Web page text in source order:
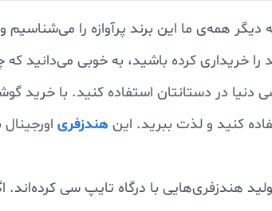
همه‌ی ما این برند پرآوازه را
خریداری کرده باشید، به خوبی می‌دانید
هندزفری
گذاشته ‌اند و شروع به تولید هندزفری‌هایی با درگاه